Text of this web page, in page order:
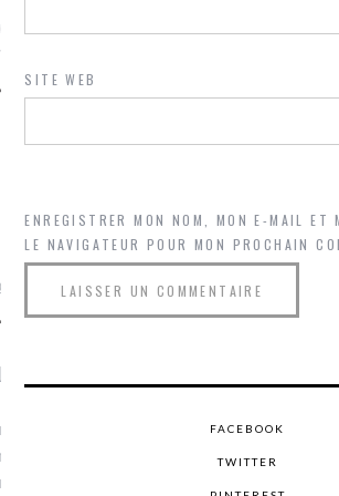
MOI SUR
TWITTER
@Isa_Monrozier
ARCACHON
je t'aime, my little bassin
comment ? "
SITE WEB
ENREGISTRER MON NOM, MON E-MAIL ET
LE NAVIGATEUR POUR MON PROCHAIN
FACEBOOK
TWITTER